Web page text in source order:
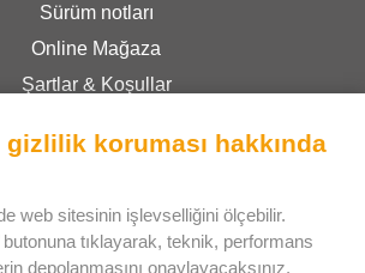
Sürüm notları
Online Mağaza
Şartlar & Koşullar
U Pekarky 484/1a
koruması hakkında
web sitesinin işlevselliğini ölçebilir.
butonuna tıklayarak, teknik, performans
depolanmasını onaylayacaksınız.